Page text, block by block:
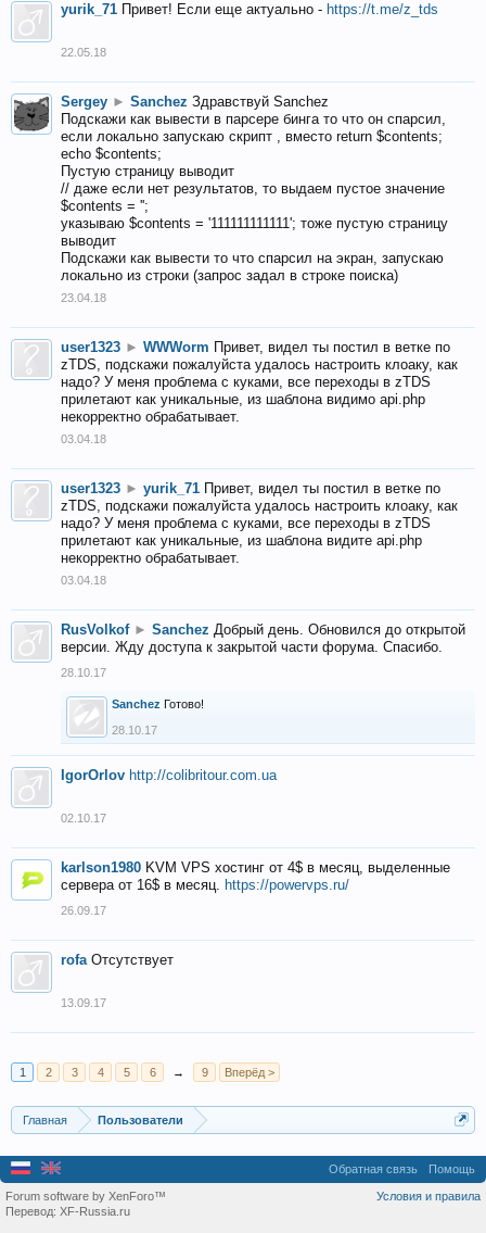
yurik_71 Привет! Если еще актуально - https://t.me/z_tds
22.05.18
Sergey ► Sanchez Здравствуй Sanchez
Подскажи как вывести в парсере бинга то что он спарсил,
если локально запускаю скрипт , вместо return $contents;
echo $contents;
Пустую страницу выводит
// даже если нет результатов, то выдаем пустое значение
$contents = '';
указываю $contents = '111111111111'; тоже пустую страницу
выводит
Подскажи как вывести то что спарсил на экран, запускаю
локально из строки (запрос задал в строке поиска)
23.04.18
user1323 ► WWWorm Привет, видел ты постил в ветке по
zTDS, подскажи пожалуйста удалось настроить клоаку, как
надо? У меня проблема с куками, все переходы в zTDS
прилетают как уникальные, из шаблона видимо api.php
некорректно обрабатывает.
03.04.18
user1323 ► yurik_71 Привет, видел ты постил в ветке по
zTDS, подскажи пожалуйста удалось настроить клоаку, как
надо? У меня проблема с куками, все переходы в zTDS
прилетают как уникальные, из шаблона видите api.php
некорректно обрабатывает.
03.04.18
RusVolkof ► Sanchez Добрый день. Обновился до открытой
версии. Жду доступа к закрытой части форума. Спасибо.
28.10.17
Sanchez Готово!
28.10.17
IgorOrlov http://colibritour.com.ua
02.10.17
karlson1980 KVM VPS хостинг от 4$ в месяц, выделенные
сервера от 16$ в месяц. https://powervps.ru/
26.09.17
rofa Отсутствует
13.09.17
1 2 3 4 5 6 → 9 Вперёд >
Главная Пользователи
Обратная связь Помощь
Условия и правила
Forum software by XenForo™
Перевод: XF-Russia.ru